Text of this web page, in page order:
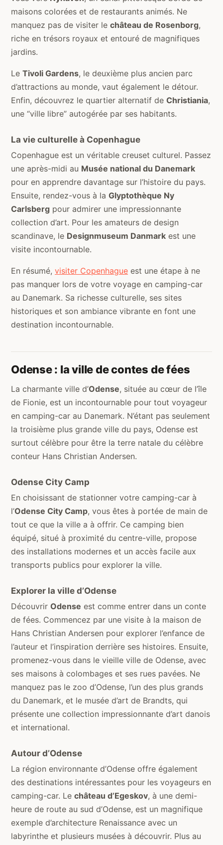
maisons colorées et de restaurants animés. Ne
manquez pas de visiter le château de Rosenborg,
riche en trésors royaux et entouré de magnifiques
jardins.
Le Tivoli Gardens, le deuxième plus ancien parc
d’attractions au monde, vaut également le détour.
Enfin, découvrez le quartier alternatif de Christiania,
une “ville libre” autogérée par ses habitants.
La vie culturelle à Copenhague
Copenhague est un véritable creuset culturel. Passez
une après-midi au Musée national du Danemark
pour en apprendre davantage sur l’histoire du pays.
Ensuite, rendez-vous à la Glyptothèque Ny
Carlsberg pour admirer une impressionnante
collection d’art. Pour les amateurs de design
scandinave, le Designmuseum Danmark est une
visite incontournable.
En résumé, visiter Copenhague est une étape à ne
pas manquer lors de votre voyage en camping-car
au Danemark. Sa richesse culturelle, ses sites
historiques et son ambiance vibrante en font une
destination incontournable.
Odense : la ville de contes de fées
La charmante ville d’Odense, située au cœur de l’île
de Fionie, est un incontournable pour tout voyageur
en camping-car au Danemark. N’étant pas seulement
la troisième plus grande ville du pays, Odense est
surtout célèbre pour être la terre natale du célèbre
conteur Hans Christian Andersen.
Odense City Camp
En choisissant de stationner votre camping-car à
l’Odense City Camp, vous êtes à portée de main de
tout ce que la ville a à offrir. Ce camping bien
équipé, situé à proximité du centre-ville, propose
des installations modernes et un accès facile aux
transports publics pour explorer la ville.
Explorer la ville d’Odense
Découvrir Odense est comme entrer dans un conte
de fées. Commencez par une visite à la maison de
Hans Christian Andersen pour explorer l’enfance de
l’auteur et l’inspiration derrière ses histoires. Ensuite,
promenez-vous dans le vieille ville de Odense, avec
ses maisons à colombages et ses rues pavées. Ne
manquez pas le zoo d’Odense, l’un des plus grands
du Danemark, et le musée d’art de Brandts, qui
présente une collection impressionnante d’art danois
et international.
Autour d’Odense
La région environnante d’Odense offre également
des destinations intéressantes pour les voyageurs en
camping-car. Le château d’Egeskov, à une demi-
heure de route au sud d’Odense, est un magnifique
exemple d’architecture Renaissance avec un
labyrinthe et plusieurs musées à découvrir. Plus au